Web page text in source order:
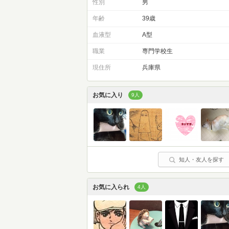
性別 男
年齢 39歳
血液型 A型
職業 専門学校生
現住所 兵庫県
お気に入り 9人
知人・友人を探す
お気に入られ 4人